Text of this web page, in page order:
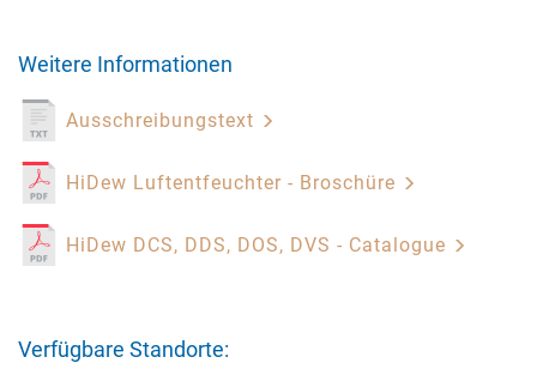
Weitere Informationen
Ausschreibungstext
HiDew Luftentfeuchter - Broschüre
HiDew DCS, DDS, DOS, DVS - Catalogue
Verfügbare Standorte: